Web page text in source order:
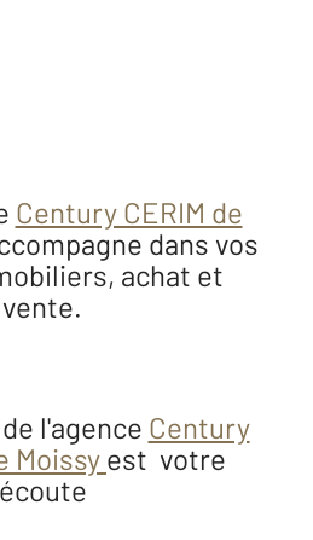
Century CERIM de
dans vos
achat et
vente.
l'agence Century
Moissy est votre
écoute